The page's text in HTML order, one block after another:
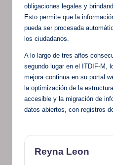
obligaciones legales y
Esto permite que la
pueda ser procesada
los ciudadanos.
A lo largo de tres años
segundo lugar en el ITDIF-M,
mejora continua en su portal
la optimización de la
accesible y la migración de
datos abiertos, con registros
Reyna Leon